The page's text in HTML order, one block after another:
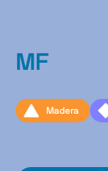
MF
Madera